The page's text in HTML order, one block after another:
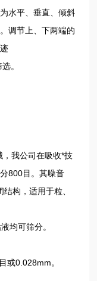
水平、垂直、倾斜
调节上、下两端的
。
我公司在吸收*技
800目。其噪音
构，适用于粒、
均可筛分。
或0.028mm。